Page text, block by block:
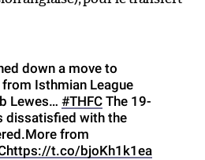
down a move to
Isthmian League
Lewes… #THFC The 19-
dissatisfied with the
from
https://t.co/bjoKh1k1ea